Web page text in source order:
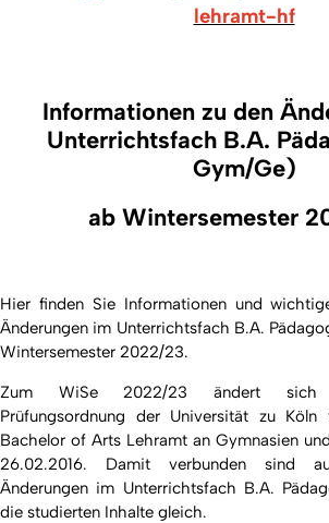
lehramt-hf
Informationen zu den
Unterrichtsfach B.A.
Gym/Ge)
ab Wintersemester
Hier finden Sie Informationen und
Änderungen im Unterrichtsfach B.A.
Wintersemester 2022/23.
Zum WiSe 2022/23 ändert sich
Prüfungsordnung der Universität zu Köln
Bachelor of Arts Lehramt an Gymnasien
26.02.2016. Damit verbunden sind
Änderungen im Unterrichtsfach B.A.
die studierten Inhalte gleich.